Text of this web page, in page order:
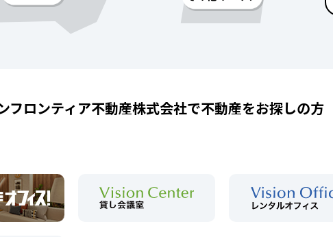
フロンティア不動産株式会社で不動産をお探しの方